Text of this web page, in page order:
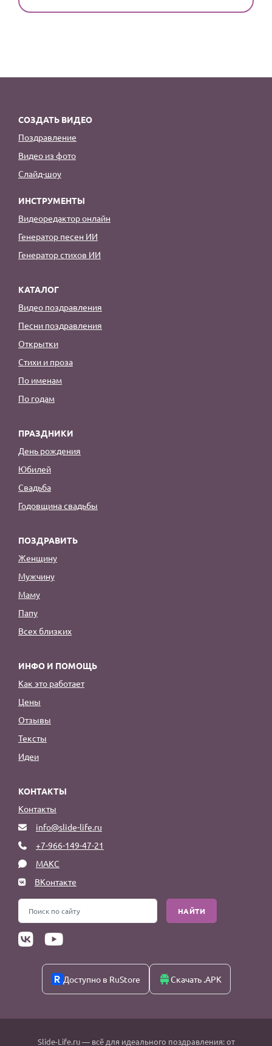
СОЗДАТЬ ВИДЕО
Поздравление
Видео из фото
Слайд-шоу
ИНСТРУМЕНТЫ
Видеоредактор онлайн
Генератор песен ИИ
Генератор стихов ИИ
КАТАЛОГ
Видео поздравления
Песни поздравления
Открытки
Стихи и проза
По именам
По годам
ПРАЗДНИКИ
День рождения
Юбилей
Свадьба
Годовщина свадьбы
ПОЗДРАВИТЬ
Женщину
Мужчину
Маму
Папу
Всех близких
ИНФО И ПОМОЩЬ
Как это работает
Цены
Отзывы
Тексты
Идеи
КОНТАКТЫ
Контакты
info@slide-life.ru
+7-966-149-47-21
МАКС
ВКонтакте
НАЙТИ
Доступно в RuStore Скачать .APK
Slide-Life.ru— всё для идеального поздравления: от